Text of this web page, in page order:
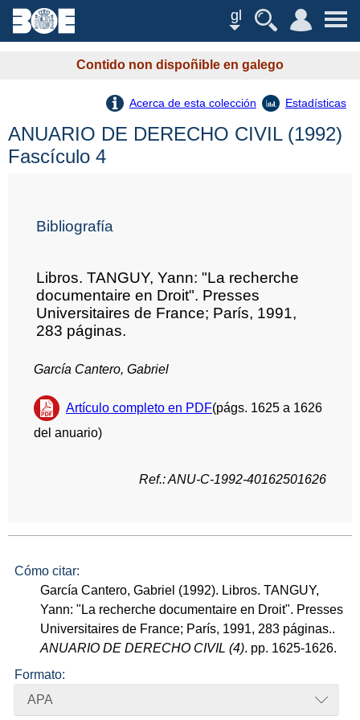
gl
Contido non dispoñible en galego
Acerca de esta colección Estadísticas
ANUARIO DE DERECHO CIVIL (1992)
Fascículo 4
Bibliografía
Libros. TANGUY, Yann: "La recherche
documentaire en Droit". Presses
Universitaires de France; París, 1991,
283 páginas.
García Cantero, Gabriel
Artículo completo en PDF(págs. 1625 a 1626
del anuario)
Ref.: ANU-C-1992-40162501626
Cómo citar:
García Cantero, Gabriel (1992). Libros. TANGUY,
Yann: "La recherche documentaire en Droit". Presses
Universitaires de France; París, 1991, 283 páginas..
ANUARIO DE DERECHO CIVIL (4). pp. 1625-1626.
Formato:
APA